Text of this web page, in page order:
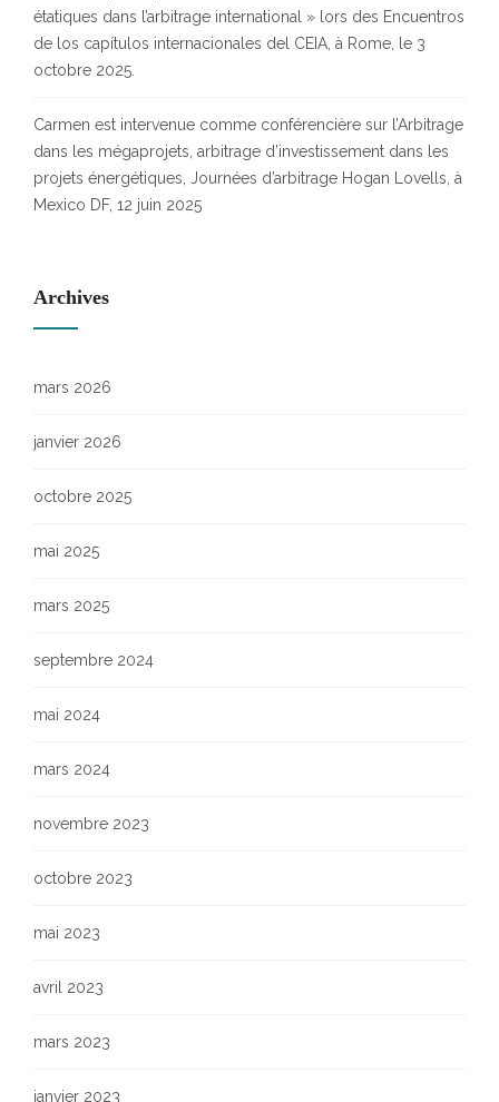
étatiques dans l’arbitrage international » lors des Encuentros
de los capítulos internacionales del CEIA, à Rome, le 3
octobre 2025.
Carmen est intervenue comme conférencière sur l’Arbitrage
dans les mégaprojets, arbitrage d’investissement dans les
projets énergétiques, Journées d’arbitrage Hogan Lovells, à
Mexico DF, 12 juin 2025
Archives
mars 2026
janvier 2026
octobre 2025
mai 2025
mars 2025
septembre 2024
mai 2024
mars 2024
novembre 2023
octobre 2023
mai 2023
avril 2023
mars 2023
janvier 2023